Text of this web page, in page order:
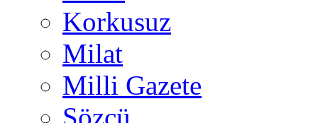
Korkusuz
Milat
Milli Gazete